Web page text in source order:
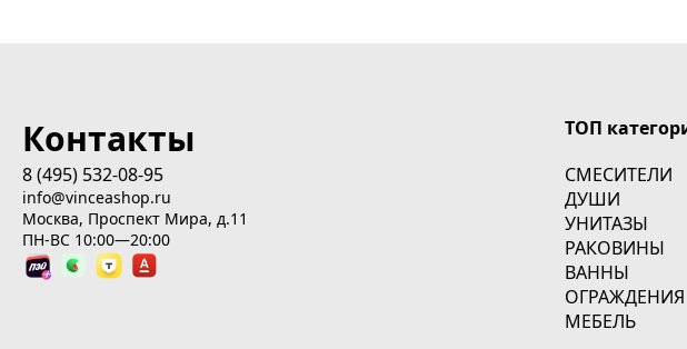
Контакты
8 (495) 532-08-95
info@vinceashop.ru
Москва, Проспект Мира, д.11
ПН-ВС 10:00—20:00
ТОП
СМЕСИТЕЛИ
ДУШИ
УНИТАЗЫ
РАКОВИНЫ
ВАННЫ
ОГРАЖДЕНИЯ
МЕБЕЛЬ